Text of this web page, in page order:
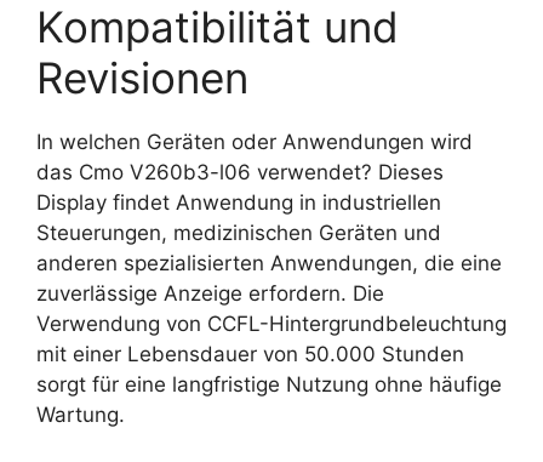
Kompatibilität und
Revisionen
In welchen Geräten oder Anwendungen wird
das Cmo V260b3-l06 verwendet? Dieses
Display findet Anwendung in industriellen
Steuerungen, medizinischen Geräten und
anderen spezialisierten Anwendungen, die eine
zuverlässige Anzeige erfordern. Die
Verwendung von CCFL-Hintergrundbeleuchtung
mit einer Lebensdauer von 50.000 Stunden
sorgt für eine langfristige Nutzung ohne häufige
Wartung.